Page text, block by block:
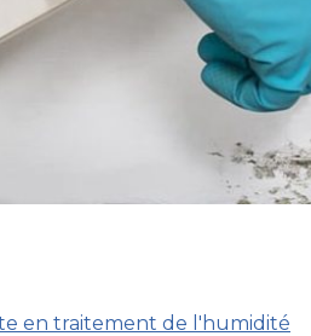
en traitement de l'humidité